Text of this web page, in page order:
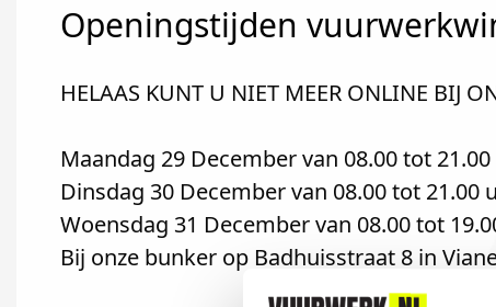
Openingstijden
HELAAS KUNT U NIET MEER ONLINE BIJ
Maandag 29 December van 08.00 tot
Dinsdag 30 December van 08.00 tot 21.00
Woensdag 31 December van 08.00 tot
Bij onze bunker op Badhuisstraat 8 in